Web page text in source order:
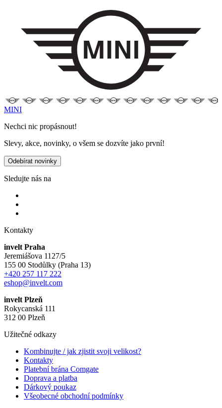
MINI
Nechci nic propásnout!
Slevy, akce, novinky, o všem se dozvíte jako první!
Odebírat novinky
Sledujte nás na
Kontakty
invelt Praha
Jeremiášova 1127/5
155 00 Stodůlky (Praha 13)
+420 257 117 222
eshop@invelt.com
invelt Plzeň
Rokycanská 111
312 00 Plzeň
Užitečné odkazy
Kombinujte / jak zjistit svoji velikost?
Kontakty
Platební brána Comgate
Doprava a platba
Dárkový poukaz
Všeobecné obchodní podmínky